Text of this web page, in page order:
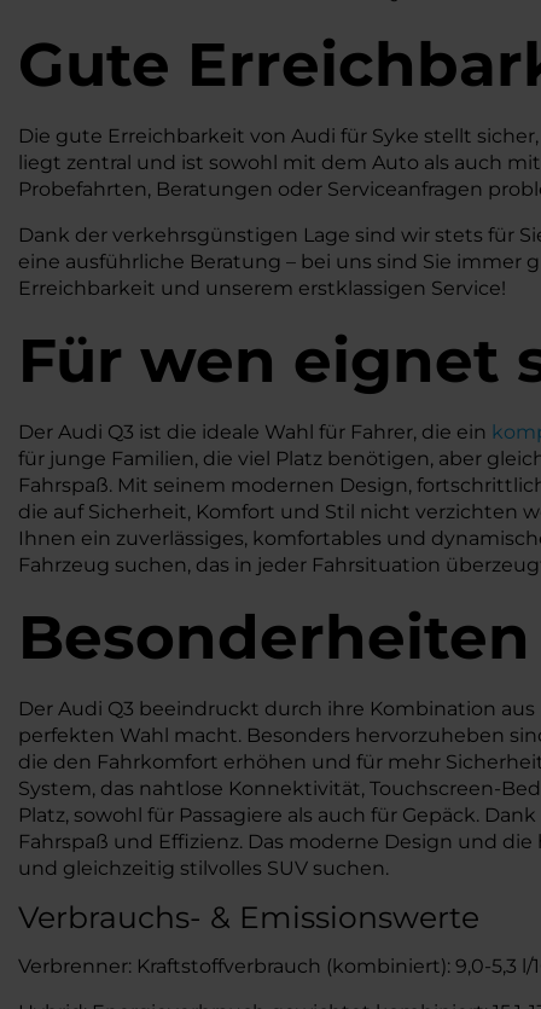
Gute
Die gute Erreichbarkeit von Audi für Syke stellt
liegt zentral und ist sowohl mit dem Auto als auch
Probefahrten, Beratungen oder Serviceanfragen
Dank der verkehrsgünstigen Lage sind wir stets für
eine ausführliche Beratung – bei uns sind Sie immer
Erreichbarkeit und unserem erstklassigen Service!
Für wen eignet
Der Audi Q3 ist die ideale Wahl für Fahrer, die ein
für junge Familien, die viel Platz benötigen, aber
Fahrspaß. Mit seinem modernen Design,
die auf Sicherheit, Komfort und Stil nicht verzichten
Ihnen ein zuverlässiges, komfortables und
Fahrzeug suchen, das in jeder Fahrsituation
Der Audi Q3 beeindruckt durch ihre Kombination
perfekten Wahl macht. Besonders hervorzuheben
die den Fahrkomfort erhöhen und für mehr
System, das nahtlose Konnektivität, Touchscreen-
Platz, sowohl für Passagiere als auch für Gepäck.
Fahrspaß und Effizienz. Das moderne Design und
und gleichzeitig stilvolles SUV suchen.
Verbrauchs- & Emissionswerte
Verbrenner: Kraftstoffverbrauch (kombiniert): 9,0-5,3 l/